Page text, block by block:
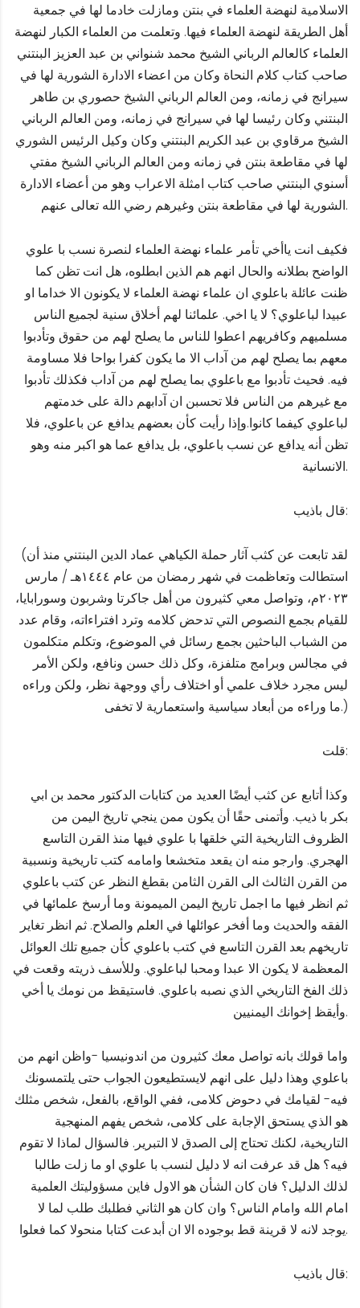
الاسلامية لنهضة العلماء في بنتن ومازلت خادما لها في جمعية
أهل الطريقة لنهضة العلماء فيها. وتعلمت من العلماء الكبار لنهضة
العلماء كالعالم الرباني الشيخ محمد شنواني بن عبد العزيز البنتني
صاحب كتاب كلام النحاة وكان من اعضاء الادارة الشورية لها في
سيرانج في زمانه، ومن العالم الرباني الشيخ حصوري بن طاهر
البنتني وكان رئيسا لها في سيرانج في زمانه، ومن العالم الرباني
الشيخ مرقاوي بن عبد الكريم البنتني وكان وكيل الرئيس الشوري
لها في مقاطعة بنتن في زمانه ومن العالم الرباني الشيخ مفتي
أسنوي البنتني صاحب كتاب امثلة الاعراب وهو من أعضاء الادارة
الشورية لها في مقاطعة بنتن وغيرهم رضي الله تعالى عنهم.
فكيف انت ياأخي تأمر علماء نهضة العلماء لنصرة نسب با علوي
الواضح بطلانه والحال انهم هم الذين ابطلوه، هل انت تظن كما
ظنت عائلة باعلوي ان علماء نهضة العلماء لا يكونون الا خداما او
عبيدا لباعلوي؟ لا يا اخي. علمائنا لهم أخلاق سنية لجميع الناس
مسلميهم وكافريهم اعطوا للناس ما يصلح لهم من حقوق وتأدبوا
معهم بما يصلح لهم من آداب الا ما يكون كفرا بواحا فلا مساومة
فيه. فحيث تأدبوا مع باعلوي بما يصلح لهم من آداب فكذلك تأدبوا
مع غيرهم من الناس فلا تحسبن ان آدابهم دالة على خدمتهم
لباعلوي كيفما كانوا.وإذا رأيت كأن بعضهم يدافع عن باعلوي، فلا
تظن أنه يدافع عن نسب باعلوي، بل يدافع عما هو اكبر منه وهو
الانسانية.
قال باذيب:
(لقد تابعت عن كثب آثار حملة الكياهي عماد الدين البنتني منذ أن
استطالت وتعاظمت في شهر رمضان من عام ١٤٤٤هـ / مارس
۲۰۲۳م، وتواصل معي كثيرون من أهل جاكرتا وشربون وسورابايا،
للقيام بجمع النصوص التي تدحض كلامه وترد افتراءاته، وقام عدد
من الشباب الباحثين بجمع رسائل في الموضوع، وتكلم متكلمون
في مجالس وبرامج متلفزة، وكل ذلك حسن ونافع، ولكن الأمر
ليس مجرد خلاف علمي أو اختلاف رأي ووجهة نظر، ولكن وراءه
ما وراءه من أبعاد سياسية واستعمارية لا تخفى.)
قلت:
وكذا أتابع عن كثب أيضًا العديد من كتابات الدكتور محمد بن ابي
بكر با ذيب. وأتمنى حقًا أن يكون ممن ينجي تاريخ اليمن من
الظروف التاريخية التي خلقها با علوي فيها منذ القرن التاسع
الهجري. وارجو منه ان يقعد متخشعا وامامه كتب تاريخية ونسبية
من القرن الثالث الى القرن الثامن بقطغ النظر عن كتب باعلوي
ثم انظر فيها ما اجمل تاريخ اليمن الميمونة وما أرسخ علمائها في
الفقه والحديث وما أفخر عوائلها في العلم والصلاح. ثم انظر تغاير
تاريخهم بعد القرن التاسع في كتب باعلوي كأن جميع تلك العوائل
المعظمة لا يكون الا عبدا ومحبا لباعلوي. وللأسف ذريته وقعت في
ذلك الفخ التاريخي الذي نصبه باعلوي. فاستيقظ من نومك يا أخي
وأيقظ إخوانك اليمنيين.
واما قولك بانه تواصل معك كثيرون من اندونيسيا -واظن انهم من
باعلوي وهذا دليل على انهم لايستطيعون الجواب حتى يلتمسونك
فيه- لقيامك في دحوض كلامى، ففي الواقع، بالفعل، شخص مثلك
هو الذي يستحق الإجابة على كلامى، شخص يفهم المنهجية
التاريخية، لكنك تحتاج إلى الصدق لا التبرير. فالسؤال لماذا لا تقوم
فيه؟ هل قد عرفت انه لا دليل لنسب با علوي او ما زلت طالبا
لذلك الدليل؟ فان كان الشأن هو الاول فاين مسؤوليتك العلمية
امام الله وامام الناس؟ وان كان هو الثاني فطلبك طلب لما لا
يوجد لانه لا قرينة قط بوجوده الا ان أبدعت كتابا منحولا كما فعلوا.
قال باذيب: